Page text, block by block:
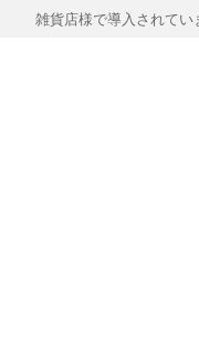
雑貨店様で導入されて